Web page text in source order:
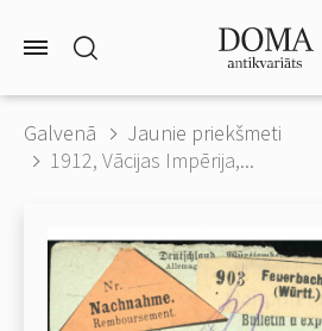
Galvenā
Jaunie priekšmeti
1912, Vācijas Impērija,...